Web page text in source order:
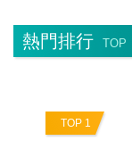
熱門排行 TOP
TOP 1